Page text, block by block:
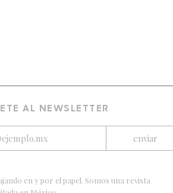
AL NEWSLETTER
en y por el papel. Somos una revista